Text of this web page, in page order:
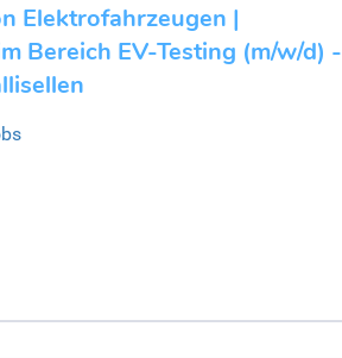
Elektrofahrzeugen |
Bereich EV-Testing (m/w/d) -